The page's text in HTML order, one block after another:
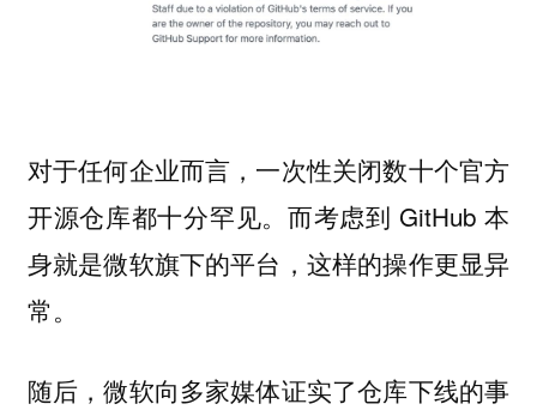
对于任何企业而言，一次性关闭数十个官方
开源仓库都十分罕见。而考虑到 GitHub 本
身就是微软旗下的平台，这样的操作更显异
常。
随后，微软向多家媒体证实了仓库下线的事